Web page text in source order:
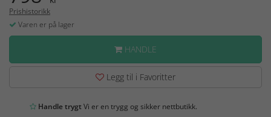
Prishistorikk
Varen er på lager
HANDLE
Legg til i Favoritter
Handle trygtVi er en trygg og sikker nettbutikk.